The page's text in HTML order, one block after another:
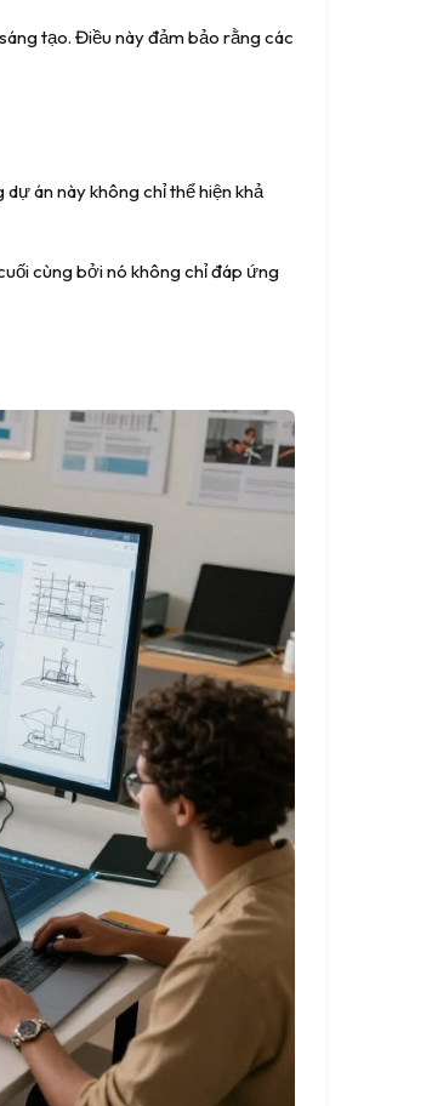
tạo. Điều này đảm bảo rằng các
án này không chỉ thể hiện khả
cùng bởi nó không chỉ đáp ứng